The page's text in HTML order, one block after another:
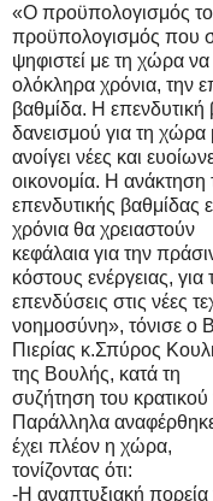
«Ο προϋπολογισμός
προϋπολογισμός που
ψηφιστεί με τη χώρα
ολόκληρα χρόνια, την
βαθμίδα. Η επενδυτική
δανεισμού για τη χώρα
ανοίγει νέες και
οικονομία. Η ανάκτηση
επενδυτικής βαθμίδας
χρόνια θα χρειαστούν
κεφάλαια για την
κόστους ενέργειας, για
επενδύσεις στις νέες
νοημοσύνη», τόνισε ο
Πιερίας κ.Σπύρος
της Βουλής, κατά τη
συζήτηση του
Παράλληλα
έχει πλέον η χώρα,
τονίζοντας ότι:
-Η αναπτυξιακή πορεία